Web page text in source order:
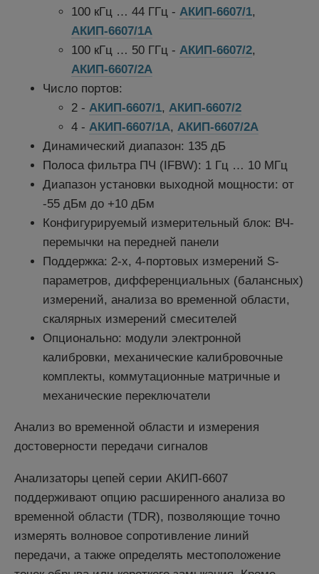
100 кГц … 44 ГГц - АКИП-6607/1,
АКИП-6607/1А
100 кГц … 50 ГГц - АКИП-6607/2,
АКИП-6607/2А
Число портов:
2 - АКИП-6607/1, АКИП-6607/2
4 - АКИП-6607/1А, АКИП-6607/2А
Динамический диапазон: 135 дБ
Полоса фильтра ПЧ (IFBW): 1 Гц … 10 МГц
Диапазон установки выходной мощности: от
-55 дБм до +10 дБм
Конфигурируемый измерительный блок: ВЧ-
перемычки на передней панели
Поддержка: 2-х, 4-портовых измерений S-
параметров, дифференциальных (балансных)
измерений, анализа во временной области,
скалярных измерений смесителей
Опционально: модули электронной
калибровки, механические калибровочные
комплекты, коммутационные матричные и
механические переключатели
Анализ во временной области и измерения
достоверности передачи сигналов
Анализаторы цепей серии АКИП-6607
поддерживают опцию расширенного анализа во
временной области (TDR), позволяющие точно
измерять волновое сопротивление линий
передачи, а также определять местоположение